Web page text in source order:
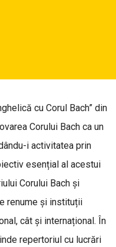
cu Corul Bach” din
Corului Bach ca un
i activitatea prin
esențial al acestui
Corului Bach și
renume și instituții
cât și internațional. În
repertoriul cu lucrări